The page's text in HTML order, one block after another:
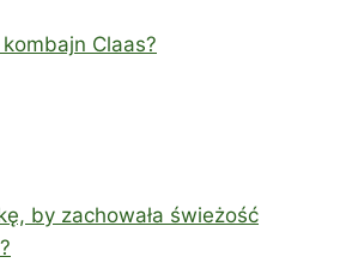
Claas?
by zachowała świeżość